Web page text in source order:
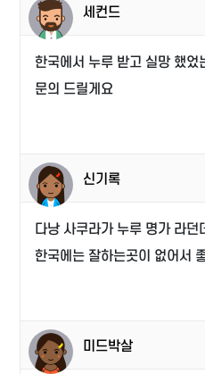
세컨드
한국에서 누루 받고 실망 했
문의 드릴게요
신기록
다낭 사쿠라가 누루 명가 라던
한국에는 잘하는곳이 없어서
미드박살